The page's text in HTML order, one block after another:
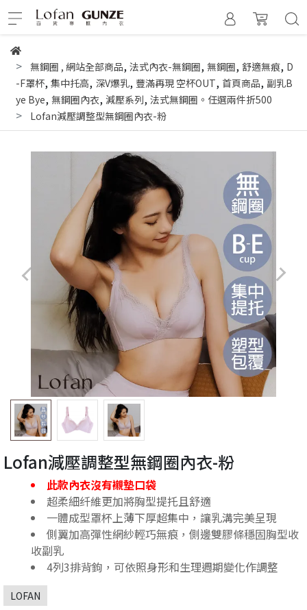
無鋼圈 , 網站全部商品, 法式內衣-無鋼圈, 無鋼圈, 舒適無痕, D
-F罩杯, 集中托高, 深V爆乳, 豐滿再現 空杯OUT, 首頁商品, 副乳B
ye Bye, 無鋼圈內衣, 減壓系列, 法式無鋼圈。任選兩件折500
Lofan減壓調整型無鋼圈內衣-粉
Lofan減壓調整型無鋼圈內衣-粉
此款內衣沒有襯墊口袋
超柔細纤維更加將胸型提托且舒適
一體成型罩杯上薄下厚超集中，讓乳溝完美呈現
側翼加高彈性網紗輕巧無痕，側邊雙膠條穩固胸型收
收副乳
4列3排背鉤，可依照身形和生理週期變化作調整
LOFAN